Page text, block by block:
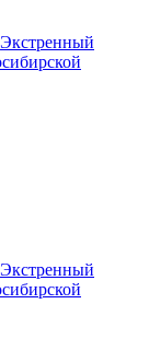
Экстренный
Экстренный